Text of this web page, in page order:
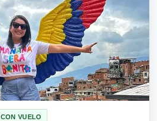
VUELO